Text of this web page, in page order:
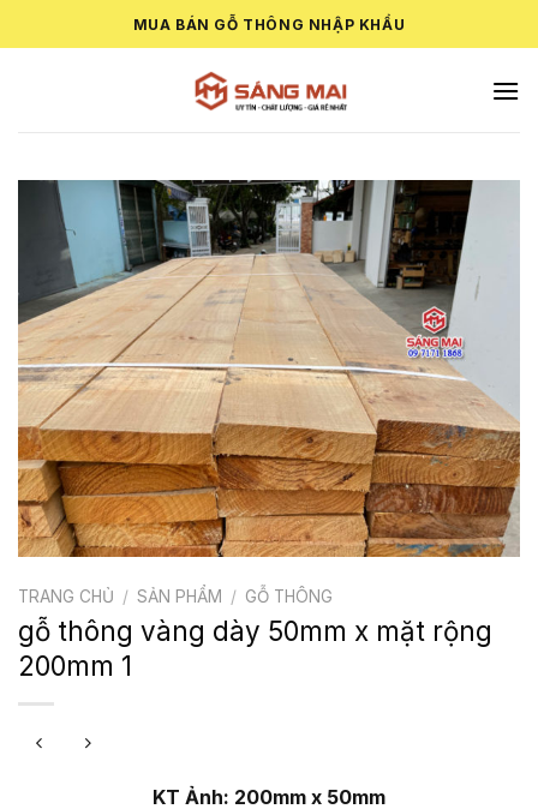
to
MUA BÁN GỖ THÔNG NHẬP KHẨU
TRANG CHỦ / SẢN PHẨM / GỖ THÔNG
gỗ thông vàng dày 50mm x mặt rộng
200mm 1
KT Ảnh: 200mm x 50mm